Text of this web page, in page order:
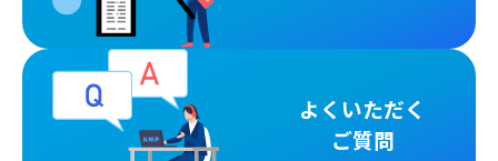
よくいただく
ご質問